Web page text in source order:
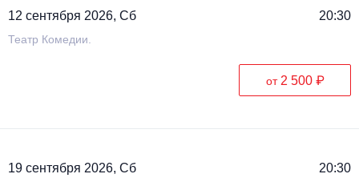
12 сентября 2026, Сб 20:30
Театр Комедии.
от 2 500 ₽
19 сентября 2026, Сб 20:30